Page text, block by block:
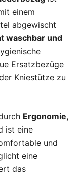
einem
abgewischt
waschbar und
Ersatzbezüge
Kniestütze zu
Ergonomie,
ist eine
und
eine
das